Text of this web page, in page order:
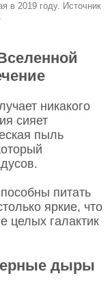
в 2019 году. Источник
никакого
сияет
пыль
питать
яркие, что
целых галактик
дыры